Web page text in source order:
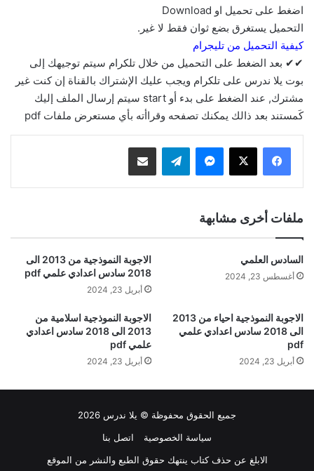
اضغط على تحميل او Download
التحميل يستغرق بضع ثوان فقط لا غير.
كيفية التحميل من تليجرام
✔✔ بعد الضغط على التحميل من خلال تلكرام سيتم توجيهك إلى
بوت يلا ندرس على تلكرام ويجب عليك الإشتراك بالقناة إن كنت غير
مشترك, عند الضغط على بدء أو start سيتم إرسال الملف إليك
كَمستند بعد ذالك يمكنك تصفحه وقراأته بأي مستعرض ملفات pdf
ماسنجر تيلقرام مشاركة عبر البريد
ملفات أخرى مشابهة
السادس العلمي
أغسطس 23, 2024
الاجوبة النموذجية من 2013 الى
2018 سادس اعدادي علمي pdf
أبريل 23, 2024
الاجوبة النموذجية احياء من 2013
الى 2018 سادس اعدادي علمي
pdf
أبريل 23, 2024
الاجوبة النموذجية اسلامية من
2013 الى 2018 سادس اعدادي
علمي pdf
أبريل 23, 2024
جميع الحقوق محفوظة © يلا ندرس 2026
سياسة الخصوصية
اتصل بنا
الابلغ عن حذف كتاب ينتهك حقوق الطبع والنشر من الموقع